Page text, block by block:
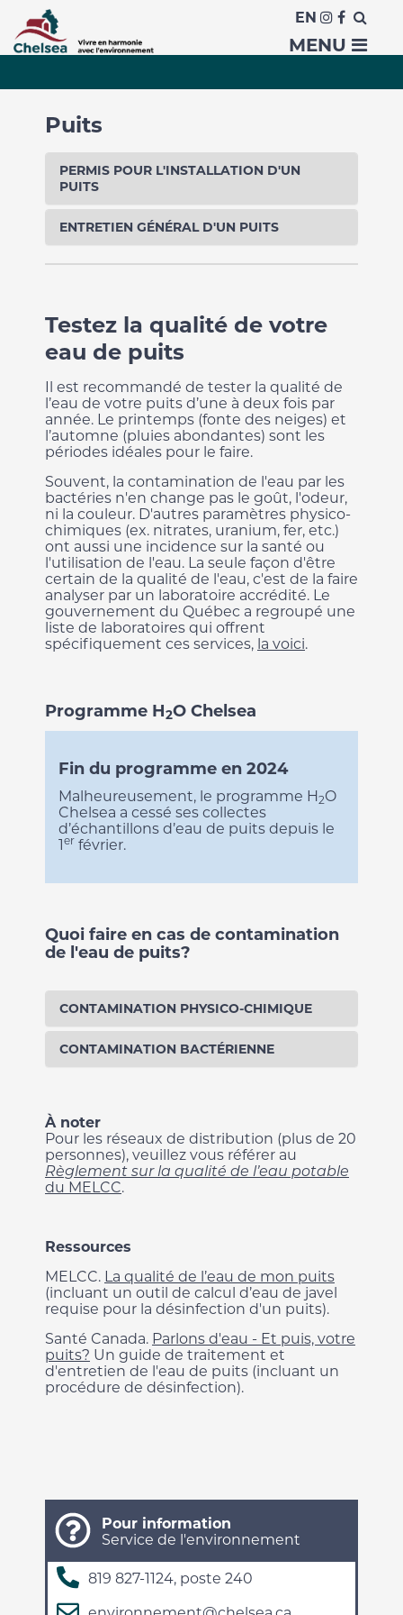
EN
MENU
Puits et qualité de l'eau
Puits
PERMIS POUR L'INSTALLATION D'UN
PUITS
ENTRETIEN GÉNÉRAL D'UN PUITS
Testez la qualité de votre
eau de puits
Il est recommandé de tester la qualité de
l’eau de votre puits d’une à deux fois par
année. Le printemps (fonte des neiges) et
l’automne (pluies abondantes) sont les
périodes idéales pour le faire.
Souvent, la contamination de l'eau par les
bactéries n'en change pas le goût, l'odeur,
ni la couleur. D'autres paramètres physico-
chimiques (ex. nitrates, uranium, fer, etc.)
ont aussi une incidence sur la santé ou
l'utilisation de l'eau. La seule façon d'être
certain de la qualité de l'eau, c'est de la faire
analyser par un laboratoire accrédité. Le
gouvernement du Québec a regroupé une
liste de laboratoires qui offrent
spécifiquement ces services, la voici.
Programme H2O Chelsea
Fin du programme en 2024
Malheureusement, le programme H2O
Chelsea a cessé ses collectes
d’échantillons d’eau de puits depuis le
1er février.
Quoi faire en cas de contamination
de l'eau de puits?
CONTAMINATION PHYSICO-CHIMIQUE
CONTAMINATION BACTÉRIENNE
À noter
Pour les réseaux de distribution (plus de 20
personnes), veuillez vous référer au
Règlement sur la qualité de l’eau potable
du MELCC.
Ressources
MELCC. La qualité de l’eau de mon puits
(incluant un outil de calcul d’eau de javel
requise pour la désinfection d'un puits).
Santé Canada. Parlons d'eau - Et puis, votre
puits? Un guide de traitement et
d'entretien de l'eau de puits (incluant un
procédure de désinfection).
Pour information
Service de l'environnement
819 827-1124, poste 240